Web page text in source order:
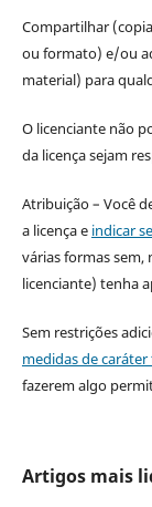
Compartilhar
ou formato) e/ou
material) para
O licenciante não
da licença sejam
Atribuição – Você
a licença e indicar
várias formas
licenciante) tenha
Sem restrições
medidas de
fazerem algo
Artigos mais